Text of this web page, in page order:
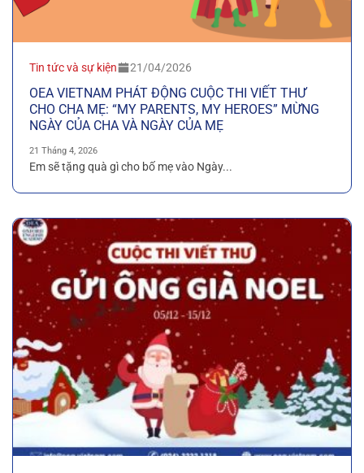
Tin tức và sự kiện 21/04/2026
OEA VIETNAM PHÁT ĐỘNG CUỘC THI VIẾT THƯ
CHO CHA MẸ: “MY PARENTS, MY HEROES” MỪNG
NGÀY CỦA CHA VÀ NGÀY CỦA MẸ
21 Tháng 4, 2026
Em sẽ tặng quà gì cho bố mẹ vào Ngày...